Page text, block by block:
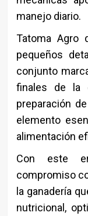
manejo diario.
Tatoma Agro
pequeños
conjunto
finales de la
preparación
elemento
alimentación
Con este
compromiso
la ganadería
nutricional,